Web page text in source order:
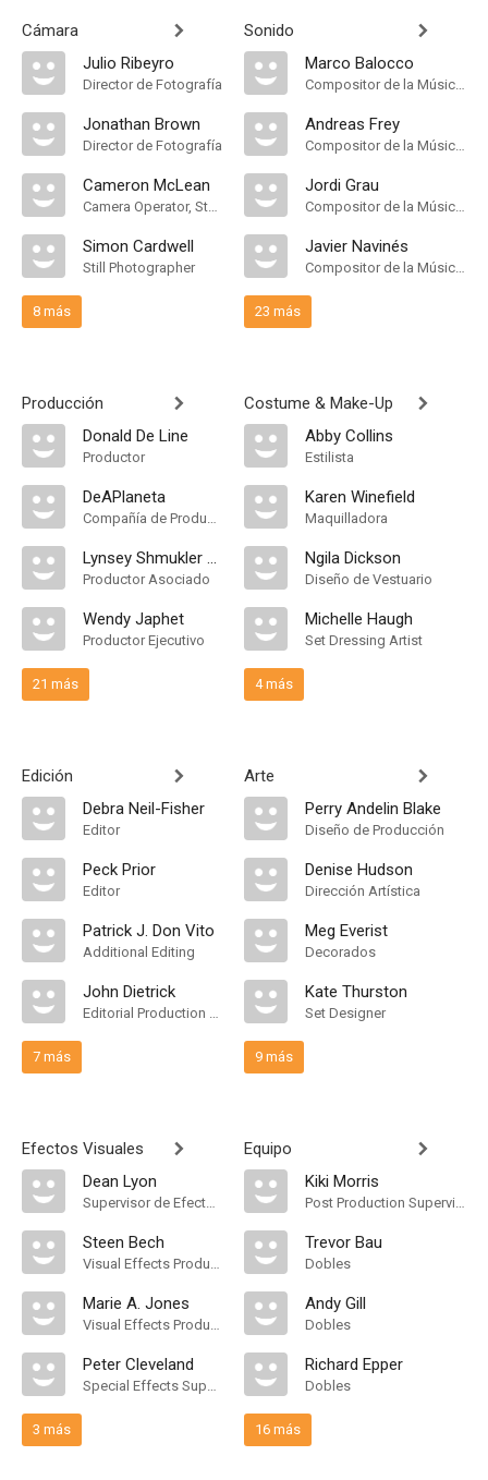
Cámara
Julio Ribeyro
Director de Fotografía
Jonathan Brown
Director de Fotografía
Cameron McLean
Camera Operator, Steadicam Operator
Simon Cardwell
Still Photographer
8 más
Producción
Donald De Line
Productor
DeAPlaneta
Compañía de Produccion
Lynsey Shmukler Jones
Productor Asociado
Wendy Japhet
Productor Ejecutivo
21 más
Edición
Debra Neil-Fisher
Editor
Peck Prior
Editor
Patrick J. Don Vito
Additional Editing
John Dietrick
Editorial Production Assistant
7 más
Efectos Visuales
Dean Lyon
Supervisor de Efectos Visuales
Steen Bech
Visual Effects Producer
Marie A. Jones
Visual Effects Producer
Peter Cleveland
Special Effects Supervisor
3 más
Sonido
Marco Balocco
Compositor de la Música Original
Andreas Frey
Compositor de la Música Original
Jordi Grau
Compositor de la Música Original
Javier Navinés
Compositor de la Música Original
23 más
Costume & Make-Up
Abby Collins
Estilista
Karen Winefield
Maquilladora
Ngila Dickson
Diseño de Vestuario
Michelle Haugh
Set Dressing Artist
4 más
Arte
Perry Andelin Blake
Diseño de Producción
Denise Hudson
Dirección Artística
Meg Everist
Decorados
Kate Thurston
Set Designer
9 más
Equipo
Kiki Morris
Post Production Supervisor
Trevor Bau
Dobles
Andy Gill
Dobles
Richard Epper
Dobles
16 más